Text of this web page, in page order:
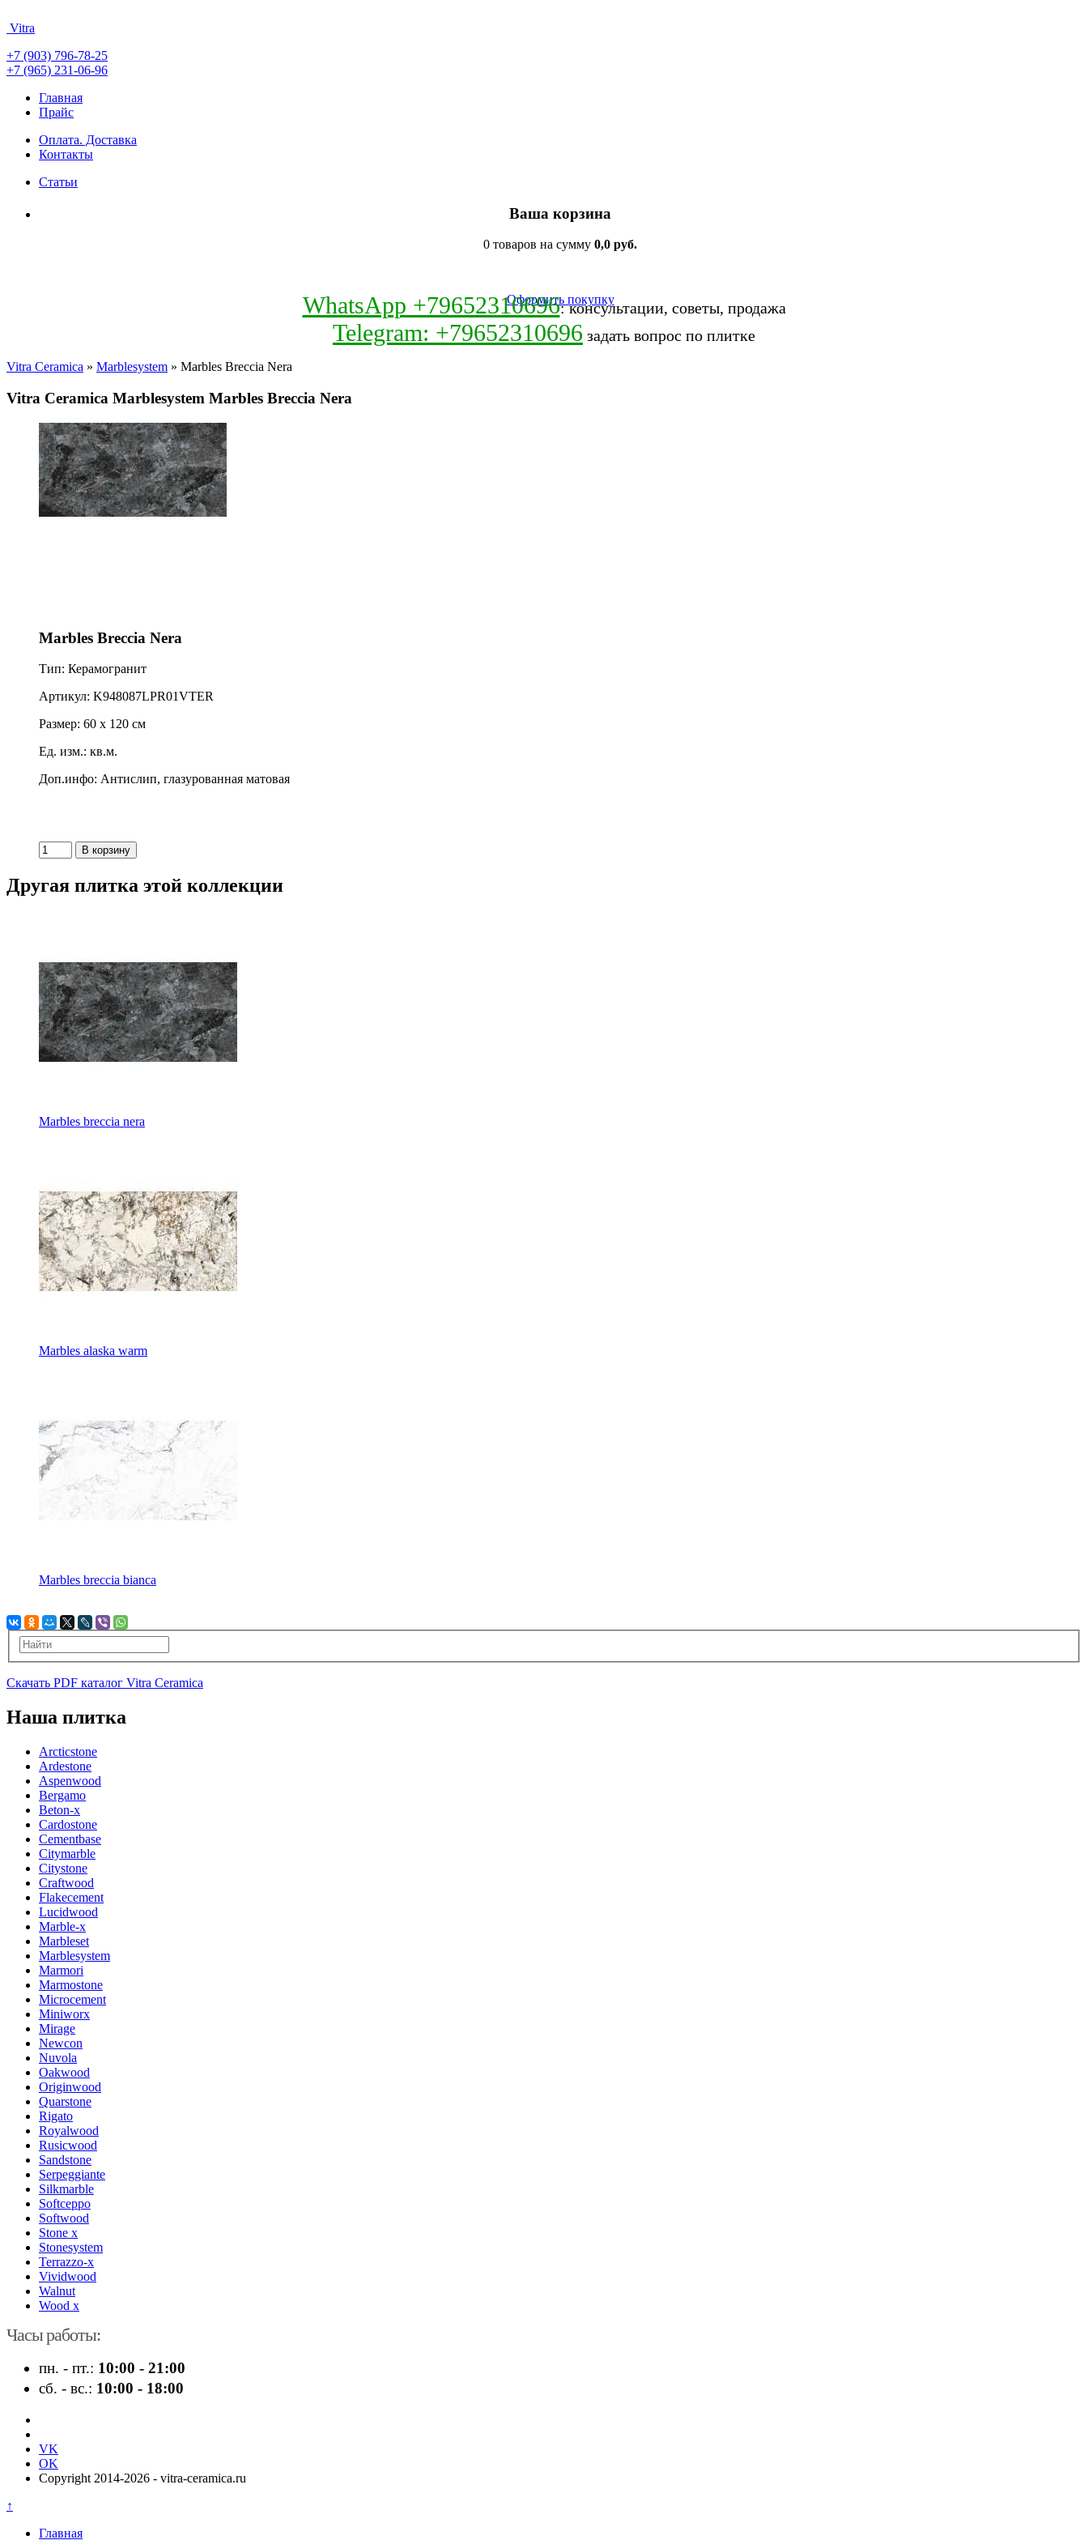
Vitra
+7 (903) 796-78-25
+7 (965) 231-06-96
Главная
Прайс
Оплата. Доставка
Контакты
Статьи
Ваша корзина
0 товаров на сумму 0,0 руб.
Оформить покупку
WhatsApp +79652310696: консультации, советы, продажа
Telegram: +79652310696 задать вопрос по плитке
Vitra Ceramica » Marblesystem » Marbles Breccia Nera
Vitra Ceramica Marblesystem Marbles Breccia Nera
Marbles Breccia Nera
Тип: Керамогранит
Артикул: K948087LPR01VTER
Размер: 60 x 120 см
Ед. изм.: кв.м.
Доп.инфо: Антислип, глазурованная матовая
Другая плитка этой коллекции
Marbles breccia nera
Marbles alaska warm
Marbles breccia bianca
Скачать PDF каталог Vitra Ceramica
Наша плитка
Arcticstone
Ardestone
Aspenwood
Bergamo
Beton-x
Cardostone
Cementbase
Citymarble
Citystone
Craftwood
Flakecement
Lucidwood
Marble-x
Marbleset
Marblesystem
Marmori
Marmostone
Microcement
Miniworx
Mirage
Newcon
Nuvola
Oakwood
Originwood
Quarstone
Rigato
Royalwood
Rusicwood
Sandstone
Serpeggiante
Silkmarble
Softceppo
Softwood
Stone x
Stonesystem
Terrazzo-x
Vividwood
Walnut
Wood x
Часы работы:
пн. - пт.: 10:00 - 21:00
сб. - вс.: 10:00 - 18:00
VK
OK
Copyright 2014-2026 - vitra-ceramica.ru
↑
Главная